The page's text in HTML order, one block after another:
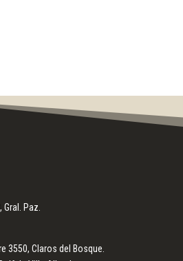
Paz.
3550, Claros del Bosque.